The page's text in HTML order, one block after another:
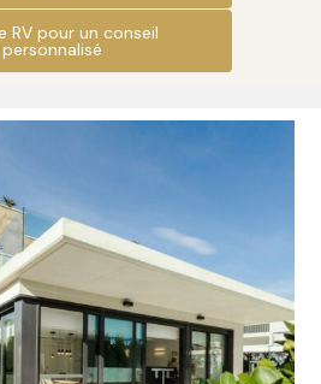
RV pour un conseil
personnalisé